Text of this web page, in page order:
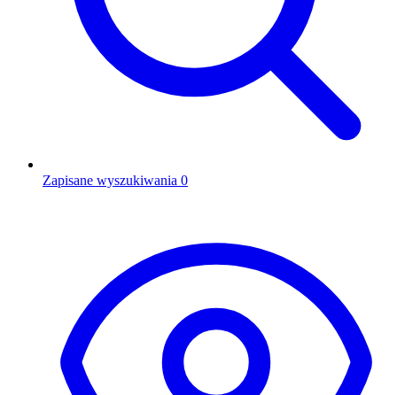
Zapisane wyszukiwania 0